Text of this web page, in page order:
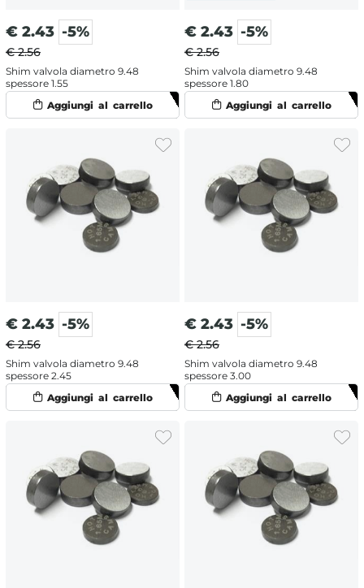
€ 2.43 -5%
€ 2.56
Shim valvola diametro 9.48
spessore 1.55
€ 2.43 -5%
€ 2.56
Shim valvola diametro 9.48
spessore 1.80
€ 2.43 -5%
€ 2.56
Shim valvola diametro 9.48
spessore 2.45
€ 2.43 -5%
€ 2.56
Shim valvola diametro 9.48
spessore 3.00